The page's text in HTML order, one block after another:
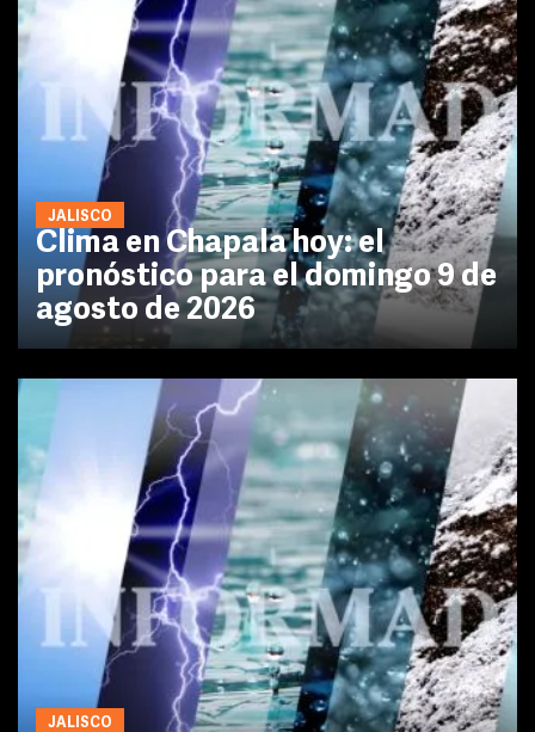
JALISCO
Clima en Chapala hoy: el
pronóstico para el domingo 9 de
agosto de 2026
JALISCO